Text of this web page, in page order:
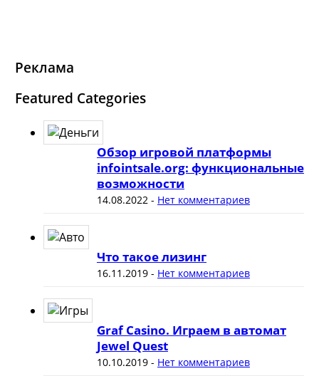
Реклама
Featured Categories
Обзор игровой платформы
infointsale.org: функциональные
возможности
14.08.2022- Нет комментариев
Что такое лизинг
16.11.2019- Нет комментариев
Graf Casino. Играем в автомат
Jewel Quest
10.10.2019- Нет комментариев